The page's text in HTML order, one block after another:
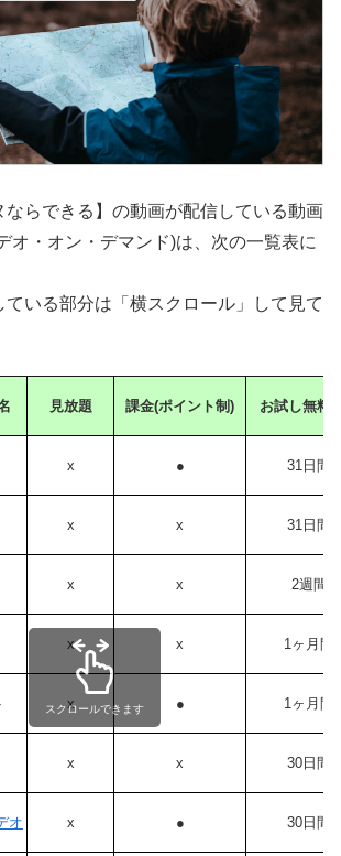
ならできる】の動画が配信している動画
オ・オン・デマンド)は、次の一覧表に
いる部分は「横スクロール」して見て
見放題 課金(ポイント制) お試し無料
x ● 31日間
x x 31日間
x x 2週間
x x 1ヶ月間
x ● 1ヶ月間
x x 30日間
オ x ● 30日間
スクロールできます